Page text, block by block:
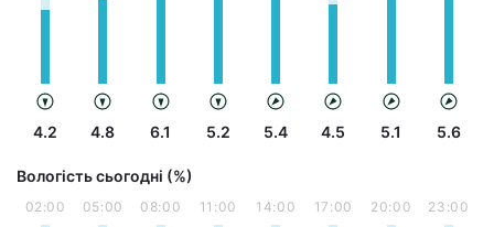
4.2 4.8 6.1 5.2 5.4 4.5 5.1 5.6
Вологість сьогодні (%)
02:00 05:00 08:00 11:00 14:00 17:00 20:00 23:00